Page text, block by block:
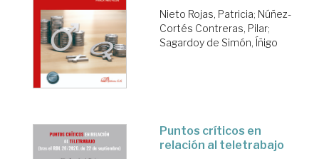
Nieto Rojas, Patricia; Núñez-
Cortés Contreras, Pilar;
Sagardoy de Simón, Íñigo
Puntos críticos en
relación al teletrabajo